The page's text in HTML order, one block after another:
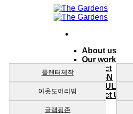
About us
Our work
product
DESIGN
CONSULTING
Contact Us
플랜터제작
아웃도어리빙
글램핑존